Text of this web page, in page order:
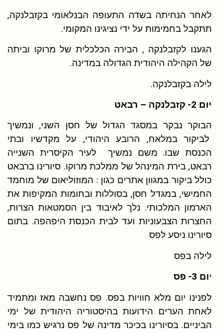
לאחר הנחיתה בשדה התעופה הבנלאומי בקזבלנקה,
תתקבל בחמימות על ידי נציגינו המקומי.
הגענו לקזבלנקה , הבירה הכלכלית של מרוקו וביתה
של הקהילה היהודית הגדולה במדינה.
לילה בקזבלנקה.
יום 2- קזבלנקה – רבאט
הבוקר נבקר במסגד הגדול של חסן השני, ונמשיך
לביקור במלאח, הרובע היהודי, על מקדשיו ובתי
הכנסת שבו. משם נמשיך לעיר הקיסרית השנייה
רבאט, בירת המינהל של ממלכת מרוקו. סיורינו ברבאט
כולל ביקור במגוון אתרים כגון : המוזוליאום של מוחמד
החמישי, במגדל חסן, בסוללות ובחומות המקיפות את
הארמון המלכותי. נלך לאיבוד בין הסמטאות הצרות,
החצרות הצבעוניות ועד לבית הכנסת היפהפה. בתום
סיורינו ניסע לפס
לילה בפס
יום 3- פס
לפנינו יום מלא חוויות בפס. פס נחשבה מאז ומתמיד
לאחת הערים הידועות בהיסטוריה היהודית של ימי
הביניים. בסיורינו בכיכר מדינה של פס נרגיש כמו בימי